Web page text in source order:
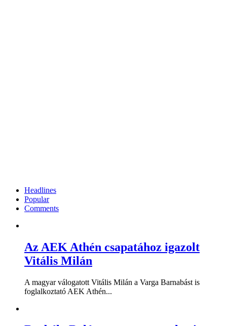
Headlines
Popular
Comments
Az AEK Athén csapatához igazolt
Vitális Milán
A magyar válogatott Vitális Milán a Varga Barnabást is
foglalkoztató AEK Athén...